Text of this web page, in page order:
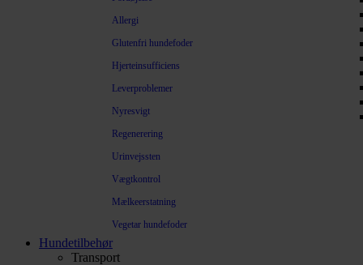
Allergi
Glutenfri hundefoder
Hjerteinsufficiens
Leverproblemer
Nyresvigt
Regenerering
Urinvejssten
Vægtkontrol
Mælkeerstatning
Vegetar hundefoder
Hundetilbehør
Transport